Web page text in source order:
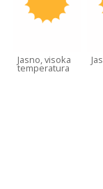
Jasno, visoka
temperatura